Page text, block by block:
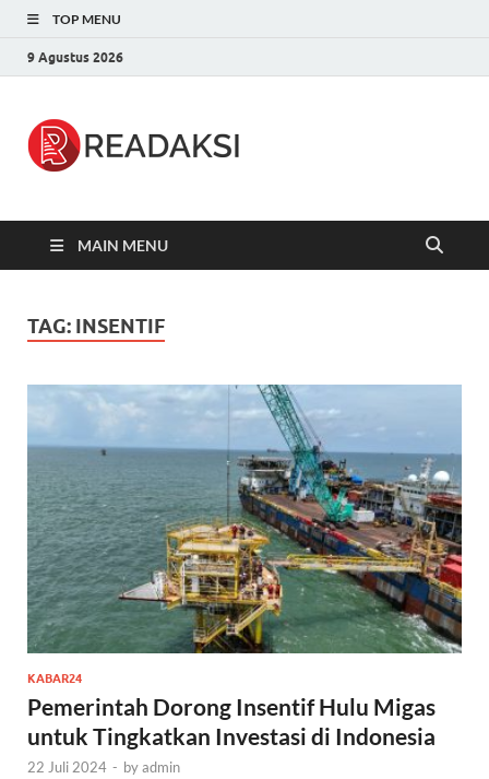
TOP MENU
9 Agustus 2026
MAIN MENU
TAG: INSENTIF
KABAR24
Pemerintah Dorong Insentif Hulu Migas
untuk Tingkatkan Investasi di Indonesia
22 Juli 2024 - byadmin